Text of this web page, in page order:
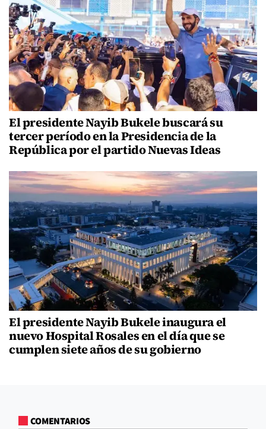
El presidente Nayib Bukele buscará su
tercer período en la Presidencia de la
República por el partido Nuevas Ideas
El presidente Nayib Bukele inaugura el
nuevo Hospital Rosales en el día que se
cumplen siete años de su gobierno
COMENTARIOS